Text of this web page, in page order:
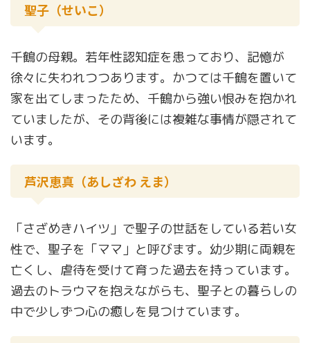
聖子（せいこ）
千鶴の母親。若年性認知症を患っており、記憶が
徐々に失われつつあります。かつては千鶴を置いて
家を出てしまったため、千鶴から強い恨みを抱かれ
ていましたが、その背後には複雑な事情が隠されて
います。
芦沢恵真（あしざわ えま）
「さざめきハイツ」で聖子の世話をしている若い女
性で、聖子を「ママ」と呼びます。幼少期に両親を
亡くし、虐待を受けて育った過去を持っています。
過去のトラウマを抱えながらも、聖子との暮らしの
中で少しずつ心の癒しを見つけています。